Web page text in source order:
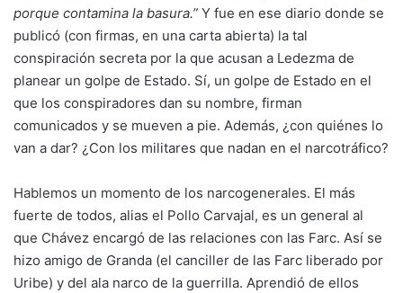
porque contamina la basura.” Y fue en ese diario donde se
publicó (con firmas, en una carta abierta) la tal
conspiración secreta por la que acusan a Ledezma de
planear un golpe de Estado. Sí, un golpe de Estado en el
que los conspiradores dan su nombre, firman
comunicados y se mueven a pie. Además, ¿con quiénes lo
van a dar? ¿Con los militares que nadan en el narcotráfico?
Hablemos un momento de los narcogenerales. El más
fuerte de todos, alias el Pollo Carvajal, es un general al
que Chávez encargó de las relaciones con las Farc. Así se
hizo amigo de Granda (el canciller de las Farc liberado por
Uribe) y del ala narco de la guerrilla. Aprendió de ellos